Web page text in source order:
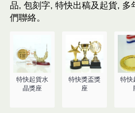
品, 包刻字, 特快出稿及起貨, 多
們聯絡。
特快起貨水
晶獎座
特快獎盃獎
座
特快